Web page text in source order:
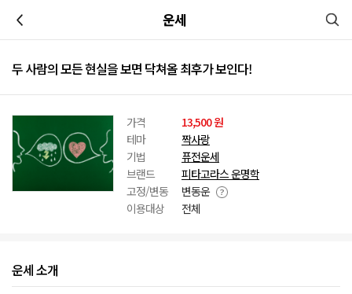
운세
두 사람의 모든 현실을 보면 닥쳐올 최후가 보인다!
가격
13,500 원
테마
짝사랑
기법
퓨전운세
브랜드
피타고라스 운명학
고정/변동
변동운
이용대상
전체
운세 소개